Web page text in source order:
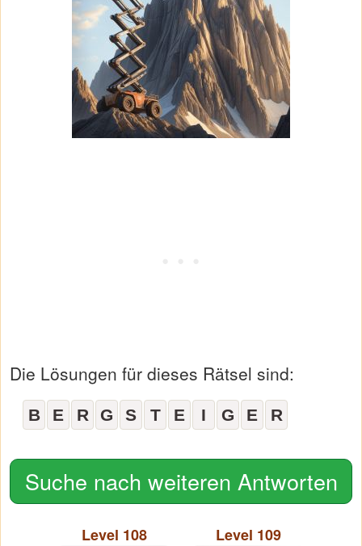
Die Lösungen für dieses Rätsel sind:
B E R G S T E I G E R
Suche nach weiteren Antworten
Level 108 Level 109